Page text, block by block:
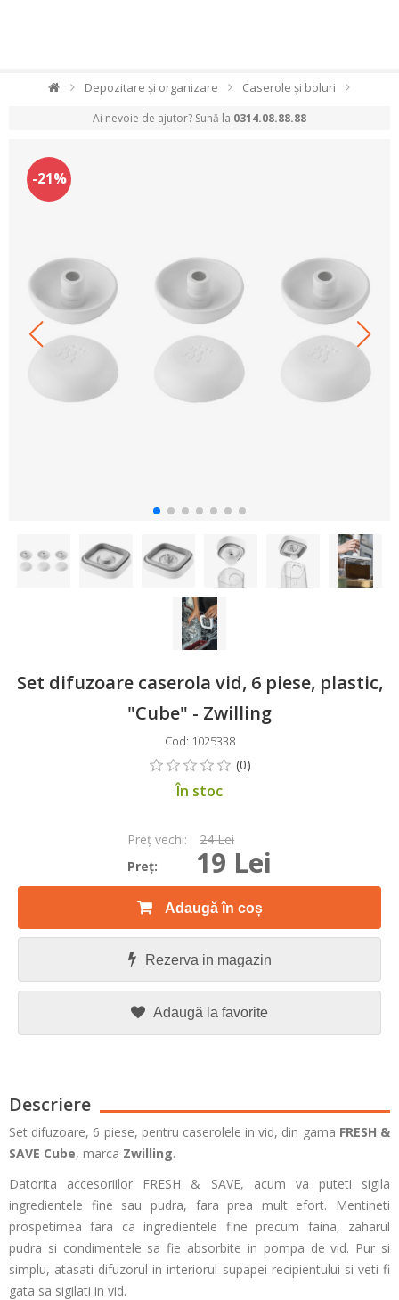
Depozitare și organizare Caserole și boluri
Ai nevoie de ajutor? Sună la 0314.08.88.88
-21%
Set difuzoare caserola vid, 6 piese, plastic,
"Cube" - Zwilling
Cod: 1025338
În stoc
Preţ vechi:
24 Lei
Preţ:
19 Lei
Adaugă în coș
Rezerva in magazin
Adaugă la favorite
Descriere
Set difuzoare, 6 piese, pentru caserolele in vid, din gama FRESH &
SAVE Cube, marca Zwilling.
Datorita accesoriilor FRESH & SAVE, acum va puteti sigila
ingredientele fine sau pudra, fara prea mult efort. Mentineti
prospetimea fara ca ingredientele fine precum faina, zaharul
pudra si condimentele sa fie absorbite in pompa de vid. Pur si
simplu, atasati difuzorul in interiorul supapei recipientului si veti fi
gata sa sigilati in vid.